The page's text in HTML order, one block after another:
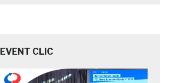
EVENT CLIC